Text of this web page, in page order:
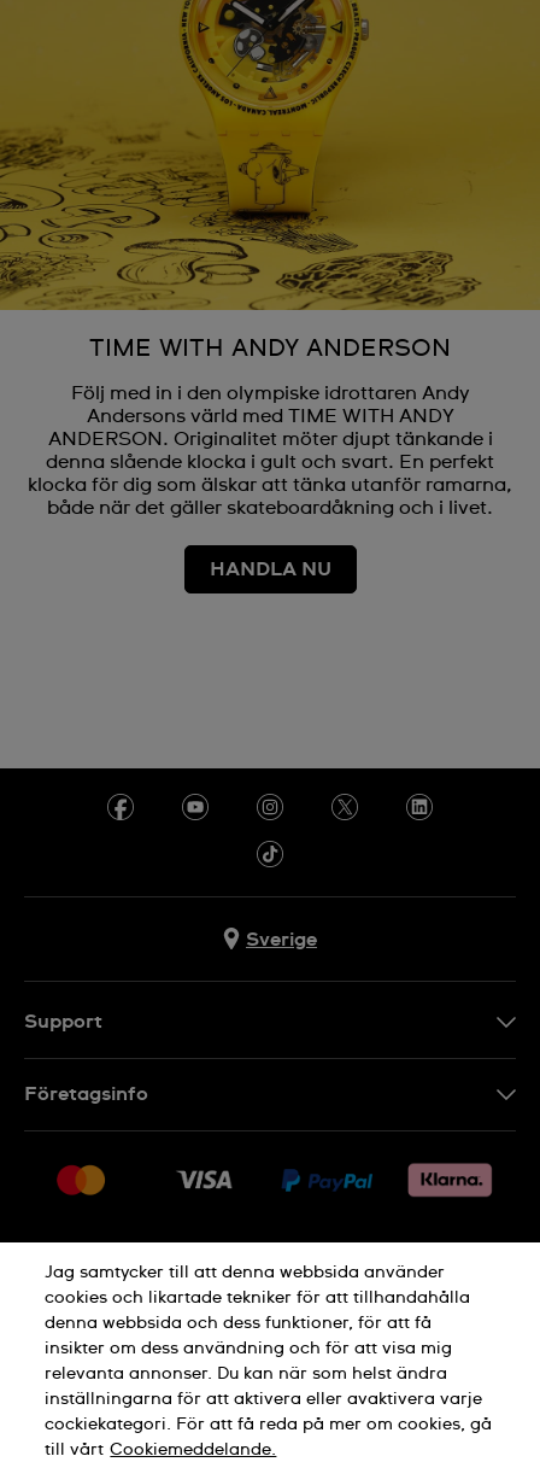
TIME WITH ANDY ANDERSON
Följ med in i den olympiske idrottaren Andy
Andersons värld med TIME WITH ANDY
ANDERSON. Originalitet möter djupt tänkande i
denna slående klocka i gult och svart. En perfekt
klocka för dig som älskar att tänka utanför ramarna,
både när det gäller skateboardåkning och i livet.
HANDLA NU
Sverige
Support
Returer
Försäljningsvillkor
Ångra köp
Företagsinfo
Jobs
Integritetspolicy Cookie Notice
Allmänna Villkor
Jag samtycker till att denna webbsida använder
cookies och likartade tekniker för att tillhandahålla
denna webbsida och dess funktioner, för att få
insikter om dess användning och för att visa mig
relevanta annonser. Du kan när som helst ändra
inställningarna för att aktivera eller avaktivera varje
cockiekategori. För att få reda på mer om cookies, gå
till vårt Cookiemeddelande.